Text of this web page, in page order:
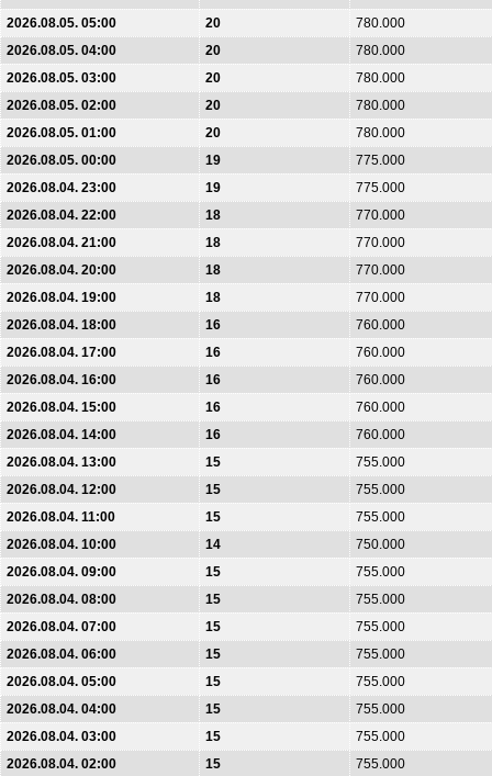
2026.08.05. 05:00
20
780.000
2026.08.05. 04:00
20
780.000
2026.08.05. 03:00
20
780.000
2026.08.05. 02:00
20
780.000
2026.08.05. 01:00
20
780.000
2026.08.05. 00:00
19
775.000
2026.08.04. 23:00
19
775.000
2026.08.04. 22:00
18
770.000
2026.08.04. 21:00
18
770.000
2026.08.04. 20:00
18
770.000
2026.08.04. 19:00
18
770.000
2026.08.04. 18:00
16
760.000
2026.08.04. 17:00
16
760.000
2026.08.04. 16:00
16
760.000
2026.08.04. 15:00
16
760.000
2026.08.04. 14:00
16
760.000
2026.08.04. 13:00
15
755.000
2026.08.04. 12:00
15
755.000
2026.08.04. 11:00
15
755.000
2026.08.04. 10:00
14
750.000
2026.08.04. 09:00
15
755.000
2026.08.04. 08:00
15
755.000
2026.08.04. 07:00
15
755.000
2026.08.04. 06:00
15
755.000
2026.08.04. 05:00
15
755.000
2026.08.04. 04:00
15
755.000
2026.08.04. 03:00
15
755.000
2026.08.04. 02:00
15
755.000